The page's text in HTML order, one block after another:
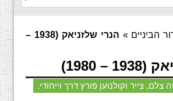
הביניים »
הנרי שלזניאק (1938 –
– 1980)
צלם, צייר וקולנוען פורץ דרך וייחודי.